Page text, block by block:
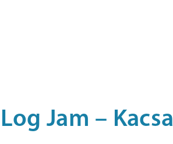
Log Jam – Kacsa